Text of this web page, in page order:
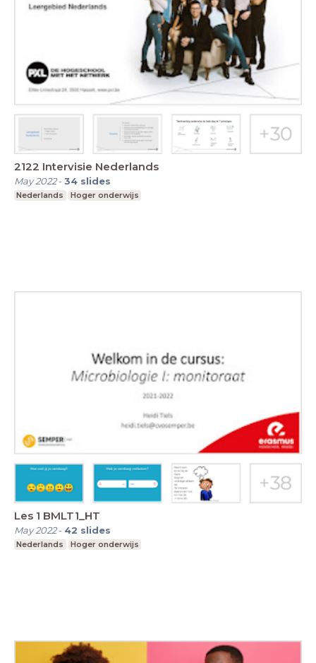
2122 Intervisie Nederlands
May 2022-34 slides
Nederlands Hoger onderwijs
Les 1 BMLT1_HT
May 2022- 42 slides
Nederlands Hoger onderwijs